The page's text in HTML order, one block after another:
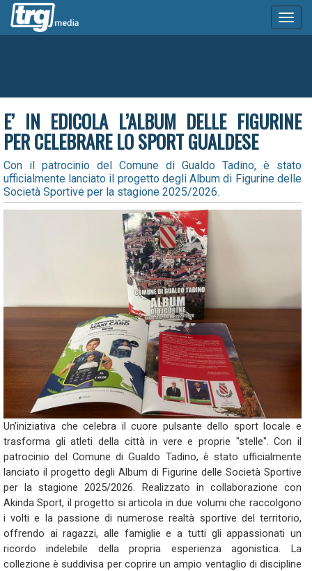
E’ IN EDICOLA L’ALBUM DELLE FIGURINE
PER CELEBRARE LO SPORT GUALDESE
Con il patrocinio del Comune di Gualdo Tadino, è stato
ufficialmente lanciato il progetto degli Album di Figurine delle
Società Sportive per la stagione 2025/2026.
Un’iniziativa che celebra il cuore pulsante dello sport locale e
trasforma gli atleti della città in vere e proprie "stelle". Con il
patrocinio del Comune di Gualdo Tadino, è stato ufficialmente
lanciato il progetto degli Album di Figurine delle Società Sportive
per la stagione 2025/2026. Realizzato in collaborazione con
Akinda Sport, il progetto si articola in due volumi che raccolgono
i volti e la passione di numerose realtà sportive del territorio,
offrendo ai ragazzi, alle famiglie e a tutti gli appassionati un
ricordo indelebile della propria esperienza agonistica. La
collezione è suddivisa per coprire un ampio ventaglio di discipline